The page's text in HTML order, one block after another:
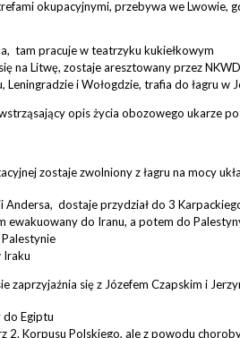
okupacyjnymi, przebywa we Lwowie,
tam pracuje w teatrzyku kukiełkowym
na Litwę, zostaje aresztowany przez
i Wołogdzie, trafia do łagru w
opis życia obozowego ukarze
zostaje zwolniony z łagru na mocy
dostaje przydział do 3
ewakuowany do Iranu, a potem do
Iraku
zaprzyjaźnia się z Józefem Czapskim i
do Egiptu
2. Korpusu Polskiego, ale z powodu